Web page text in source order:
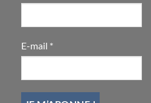
E-mail *